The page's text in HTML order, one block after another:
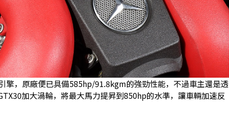
擎，原廠便已具備585hp/91.8kgm的強勁性能，不過車主還是透
加大渦輪，將最大馬力提昇到850hp的水準，讓車輛加速反